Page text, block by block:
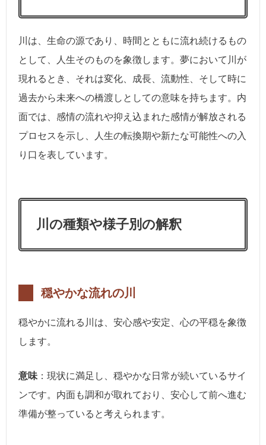
川は、生命の源であり、時間とともに流れ続けるもの
として、人生そのものを象徴します。夢において川が
現れるとき、それは変化、成長、流動性、そして時に
過去から未来への橋渡しとしての意味を持ちます。内
面では、感情の流れや抑え込まれた感情が解放される
プロセスを示し、人生の転換期や新たな可能性への入
り口を表しています。
川の種類や様子別の解釈
穏やかな流れの川
穏やかに流れる川は、安心感や安定、心の平穏を象徴
します。
意味 ：現状に満足し、穏やかな日常が続いているサイ
ンです。内面も調和が取れており、安心して前へ進む
準備が整っていると考えられます。